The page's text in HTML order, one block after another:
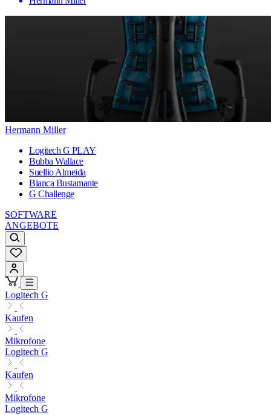
Hermann Miller
Logitech G PLAY
Bubba Wallace
Suellio Almeida
Bianca Bustamante
G Challenge
SOFTWARE
ANGEBOTE
Logitech G
Kaufen
Mikrofone
Logitech G
Kaufen
Mikrofone
Logitech G